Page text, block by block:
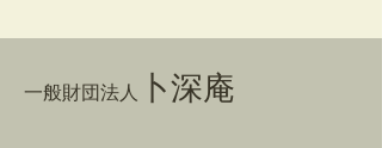
一般財団法人 卜深庵